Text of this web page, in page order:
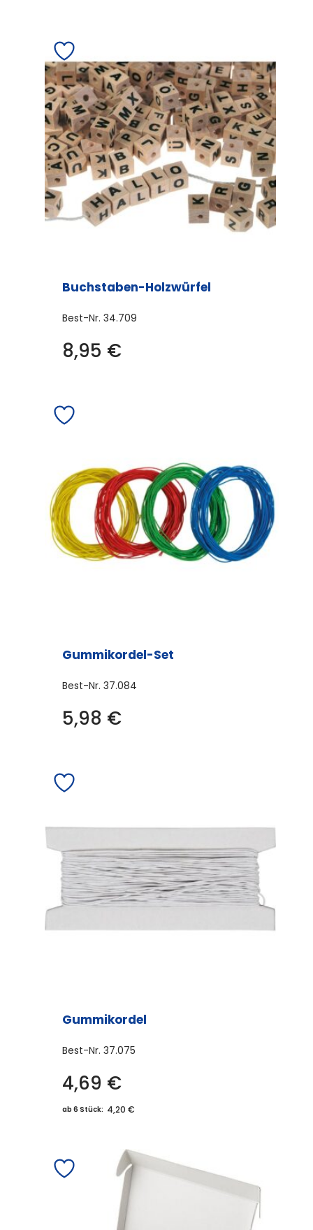
Buchstaben-Holzwürfel
Best-Nr. 34.709
8,95 €
Gummikordel-Set
Best-Nr. 37.084
5,98 €
Gummikordel
Best-Nr. 37.075
4,69 €
ab 6 Stück: 4,20 €